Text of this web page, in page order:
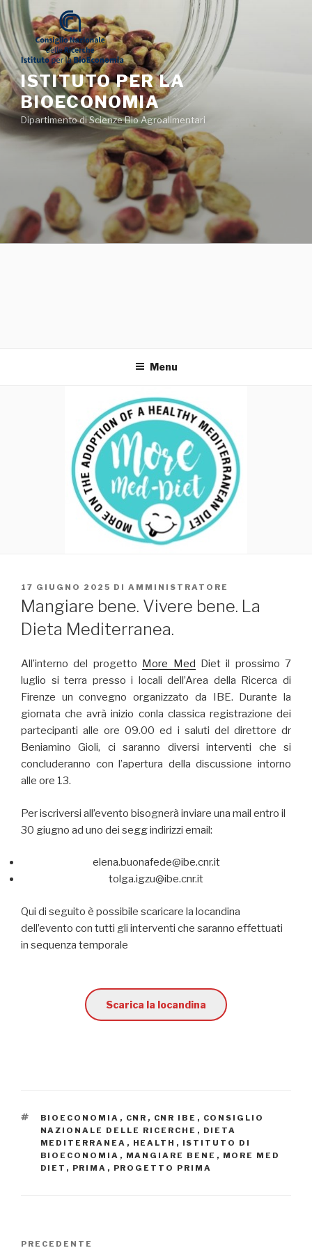
Salta
al
contenuto
ISTITUTO PER LA
BIOECONOMIA
Dipartimento di Scienze Bio Agroalimentari
Menu
PUBBLICATO
IL
17 GIUGNO 2025 DI AMMINISTRATORE
Mangiare bene. Vivere bene. La
Dieta Mediterranea.
All’interno del progetto More Med Diet il prossimo 7
luglio si terra presso i locali dell’Area della Ricerca di
Firenze un convegno organizzato da IBE. Durante la
giornata che avrà inizio conla classica registrazione dei
partecipanti alle ore 09.00 ed i saluti del direttore dr
Beniamino Gioli, ci saranno diversi interventi che si
concluderanno con l’apertura della discussione intorno
alle ore 13.
Per iscriversi all’evento bisognerà inviare una mail entro il
30 giugno ad uno dei segg indirizzi email:
elena.buonafede@ibe.cnr.it
tolga.igzu@ibe.cnr.it
Qui di seguito è possibile scaricare la locandina
dell’evento con tutti gli interventi che saranno effettuati
in sequenza temporale
Scarica la locandina
TAG
BIOECONOMIA , CNR , CNR IBE , CONSIGLIO
NAZIONALE DELLE RICERCHE , DIETA
MEDITERRANEA , HEALTH , ISTITUTO DI
BIOECONOMIA , MANGIARE BENE , MORE MED
DIET , PRIMA , PROGETTO PRIMA
Navigazione
PRECEDENTE